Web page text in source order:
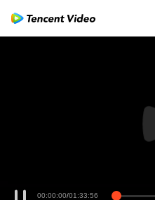
00:00:00/01:33:56